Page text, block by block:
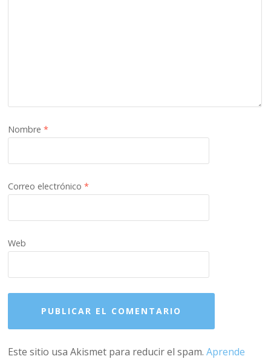
Nombre*
Correo electrónico*
Web
Este sitio usa Akismet para reducir el spam.Aprende